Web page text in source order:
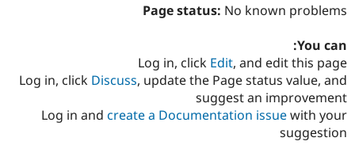
Page status: No known problems
You can:
Log in, click Edit, and edit this page
Log in, click Discuss, update the Page status value, and
suggest an improvement
Log in and create a Documentation issuewith your
suggestion